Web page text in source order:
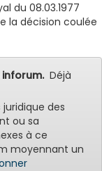
du 08.03.1977
la décision coulée
Déjà
des
ou sa
à ce
moyennant un